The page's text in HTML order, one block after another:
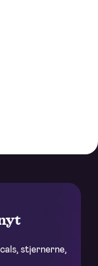
stjernerne,